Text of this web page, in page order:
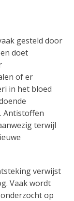
gesteld door
doet
of er
in het bloed
Antistoffen
terwijl
verwijst
Vaak wordt
op